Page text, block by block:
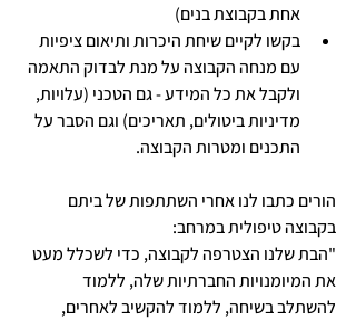
אחת בקבוצת בנים)
בקשו לקיים שיחת היכרות ותיאום ציפיות
עם מנחה הקבוצה על מנת לבדוק התאמה
ולקבל את כל המידע - גם הטכני (עלויות,
מדיניות ביטולים, תאריכים) וגם הסבר על
התכנים ומטרות הקבוצה.
הורים כתבו לנו אחרי השתתפות של ביתם
בקבוצה טיפולית במרחב:
"הבת שלנו הצטרפה לקבוצה, כדי לשכלל מעט
את המיומנויות החברתיות שלה, ללמוד
להשתלב בשיחה, ללמוד להקשיב לאחרים,